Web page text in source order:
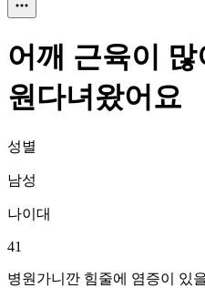
어깨 근육이
원다녀왔어요
성별
남성
나이대
41
병원가니깐 힘줄에 염증이 있